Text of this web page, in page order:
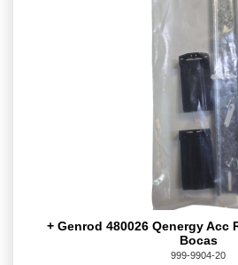
+ Genrod 480026 Qenergy Acc
Bocas
999-9904-20